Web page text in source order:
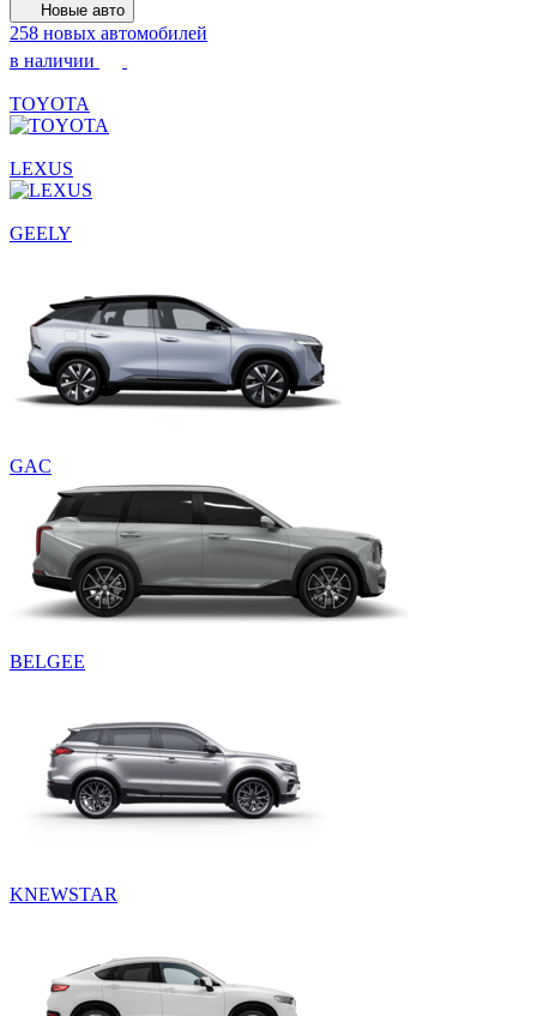
Новые авто
258 новых автомобилей
в наличии
TOYOTA
LEXUS
GEELY
GAC
BELGEE
KNEWSTAR